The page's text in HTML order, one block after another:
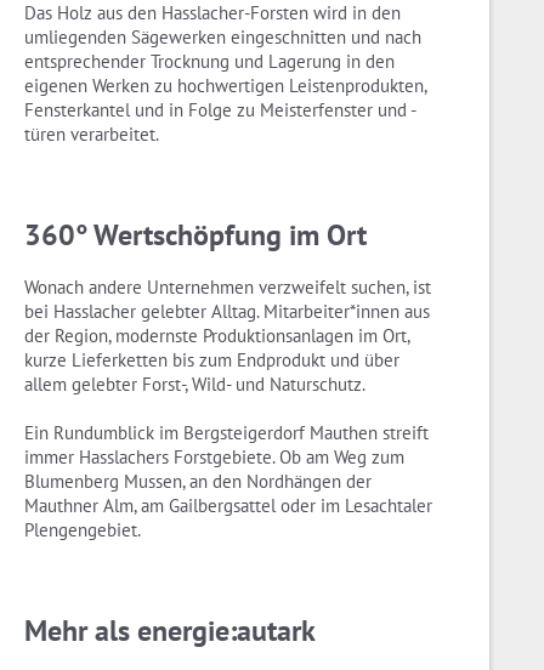
Das Holz aus den Hasslacher-Forsten wird in den
umliegenden Sägewerken eingeschnitten und nach
entsprechender Trocknung und Lagerung in den
eigenen Werken zu hochwertigen Leistenprodukten,
Fensterkantel und in Folge zu Meisterfenster und -
türen verarbeitet.
360° Wertschöpfung im Ort
Wonach andere Unternehmen verzweifelt suchen, ist
bei Hasslacher gelebter Alltag. Mitarbeiter*innen aus
der Region, modernste Produktionsanlagen im Ort,
kurze Lieferketten bis zum Endprodukt und über
allem gelebter Forst-, Wild- und Naturschutz.
Ein Rundumblick im Bergsteigerdorf Mauthen streift
immer Hasslachers Forstgebiete. Ob am Weg zum
Blumenberg Mussen, an den Nordhängen der
Mauthner Alm, am Gailbergsattel oder im Lesachtaler
Plengengebiet.
Mehr als energie:autark